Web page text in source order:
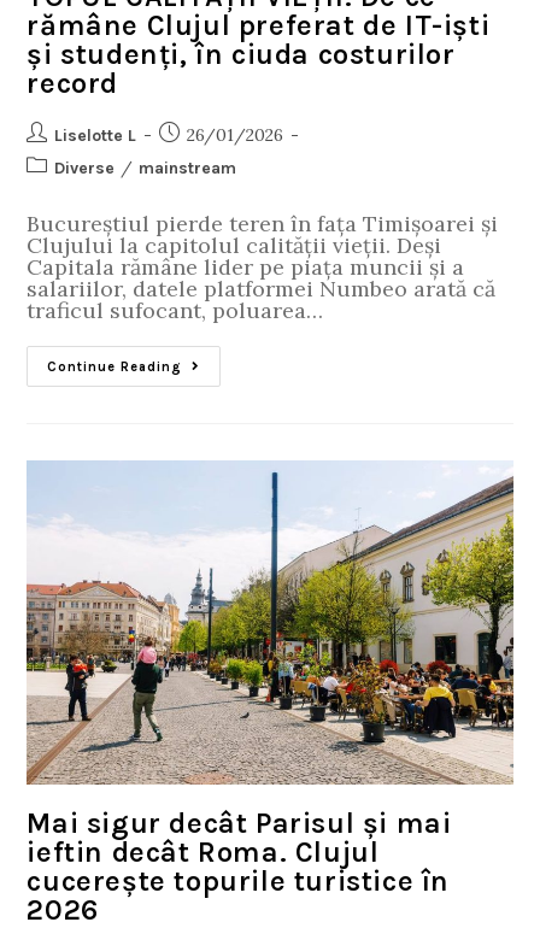
rămâne Clujul preferat de IT-iști
și studenți, în ciuda costurilor
record
Liselotte L 26/01/2026
Diverse / mainstream
Bucureștiul pierde teren în fața Timișoarei și
Clujului la capitolul calității vieții. Deși
Capitala rămâne lider pe piața muncii și a
salariilor, datele platformei Numbeo arată că
traficul sufocant, poluarea…
Continue Reading
Mai sigur decât Parisul și mai
ieftin decât Roma. Clujul
cucerește topurile turistice în
2026